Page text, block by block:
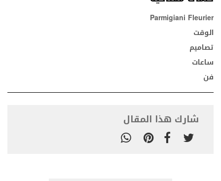
Parmigiani Fleurier
الوقت
تصاميم
ساعات
فن
شارك هذا المقال